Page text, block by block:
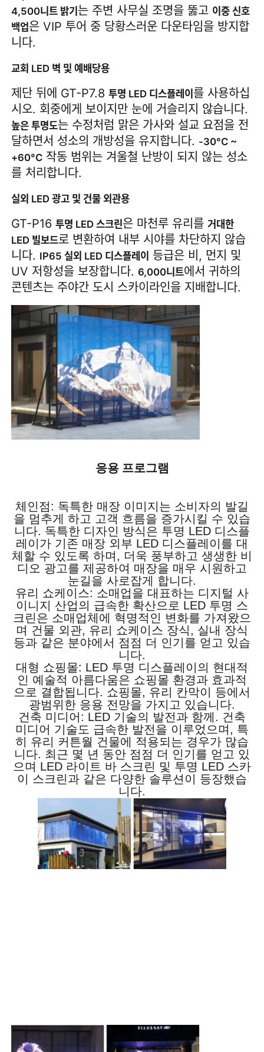
4,500니트 밝기 는 주변 사무실 조명을 뚫고 이중 신호
백업은 VIP 투어 중 당황스러운 다운타임을 방지합
니다.
교회 LED 벽 및 예배당용
제단 뒤에 GT-P7.8 투명 LED 디스플레이 를 사용하십
높은 투명도는 수정처럼 맑은 가사와 설교 요점을 전
달하면서 성소의 개방성을 유지합니다. -30°C ~
+60°C 작동 범위는 겨울철 난방이 되지 않는 성소
를 처리합니다.
실외 LED 광고 및 건물 외관용
GT-P16 투명 LED 스크린은 마천루 유리를 거대한
LED 빌보드로 변환하여 내부 시야를 차단하지 않습
니다. IP65 실외 LED 디스플레이 등급은 비, 먼지 및
UV 저항성을 보장합니다. 6,000니트에서 귀하의
콘텐츠는 주야간 도시 스카이라인을 지배합니다.
응용 프로그램
체인점: 독특한 매장 이미지는 소비자의 발길
을 멈추게 하고 고객 흐름을 증가시킬 수 있습
니다. 독특한 디자인 방식은 투명 LED 디스플
레이가 기존 매장 외부 LED 디스플레이를 대
체할 수 있도록 하며, 더욱 풍부하고 생생한 비
디오 광고를 제공하여 매장을 매우 시원하고
눈길을 사로잡게 합니다.
유리 쇼케이스: 소매업을 대표하는 디지털 사
이니지 산업의 급속한 확산으로 LED 투명 스
크린은 소매업체에 혁명적인 변화를 가져왔으
며 건물 외관, 유리 쇼케이스 장식, 실내 장식
등과 같은 분야에서 점점 더 인기를 얻고 있습
니다.
대형 쇼핑몰: LED 투명 디스플레이의 현대적
인 예술적 아름다움은 쇼핑몰 환경과 효과적
으로 결합됩니다. 쇼핑몰, 유리 칸막이 등에서
광범위한 응용 전망을 가지고 있습니다.
건축 미디어: LED 기술의 발전과 함께. 건축
미디어 기술도 급속한 발전을 이루었으며, 특
히 유리 커튼월 건물에 적용되는 경우가 많습
니다. 최근 몇 년 동안 점점 더 인기를 얻고 있
으며 LED 라이트 바 스크린 및 투명 LED 스카
이 스크린과 같은 다양한 솔루션이 등장했습
니다.